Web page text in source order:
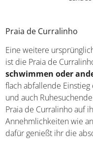
Praia de Curralinho
Eine weitere
ist die Praia de
schwimmen oder
flach abfallende
und auch
Praia de Curralinho auf
Annehmlichkeiten wie
dafür genießt ihr die